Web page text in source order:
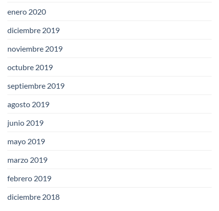
enero 2020
diciembre 2019
noviembre 2019
octubre 2019
septiembre 2019
agosto 2019
junio 2019
mayo 2019
marzo 2019
febrero 2019
diciembre 2018